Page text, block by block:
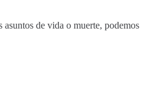
de vida o muerte, podemos